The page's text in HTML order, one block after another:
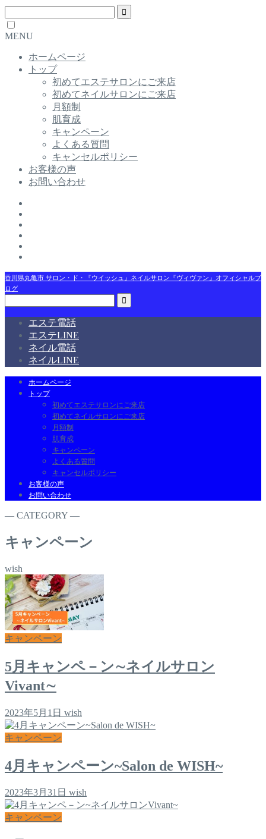
MENU
ホームページ
トップ
初めてエステサロンにご来店
初めてネイルサロンにご来店
月額制
肌育成
キャンペーン
よくある質問
キャンセルポリシー
お客様の声
お問い合わせ
香川県丸亀市 サロン・ド・『ウイッシュ』ネイルサロン『ヴィヴァン』オフィシャルブ
ログ
エステ電話
エステLINE
ネイル電話
ネイルLINE
ホームページ
トップ
初めてエステサロンにご来店
初めてネイルサロンにご来店
月額制
肌育成
キャンペーン
よくある質問
キャンセルポリシー
お客様の声
お問い合わせ
― CATEGORY ―
キャンペーン
wish
キャンペーン
5月キャンペ－ン∼ネイルサロン
Vivant∼
2023年5月1日 wish
キャンペーン
4月キャンペーン~Salon de WISH~
2023年3月31日 wish
キャンペーン